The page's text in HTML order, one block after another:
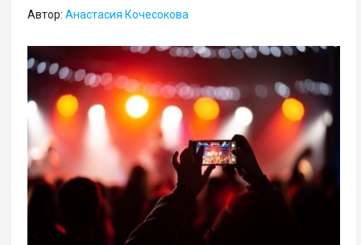
Автор:Анастасия Кочесокова